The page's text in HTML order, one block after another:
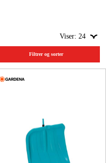
Viser: 24
Filtrer og sorter